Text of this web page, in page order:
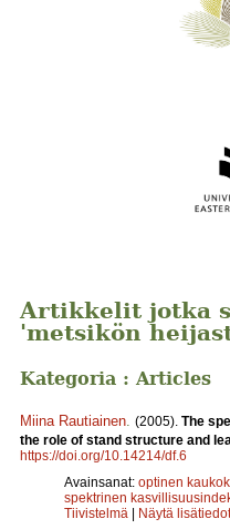
Artikkelit jotka
'metsikön
Kategoria : Articles
Miina Rautiainen (2005). The
the role of stand structure and
https://doi.org/10.14214/df.6
Avainsanat: optinen
spektrinen
Tiivistelmä | Näytä